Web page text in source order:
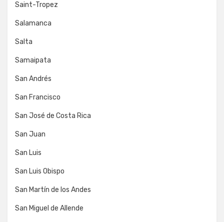
Saint-Tropez
Salamanca
Salta
Samaipata
San Andrés
San Francisco
San José de Costa Rica
San Juan
San Luis
San Luis Obispo
San Martín de los Andes
San Miguel de Allende